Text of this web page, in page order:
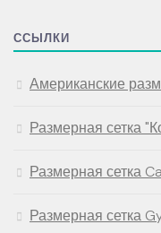
ССЫЛКИ
Американские
Размерная сетка
Размерная сетка
Размерная сетка